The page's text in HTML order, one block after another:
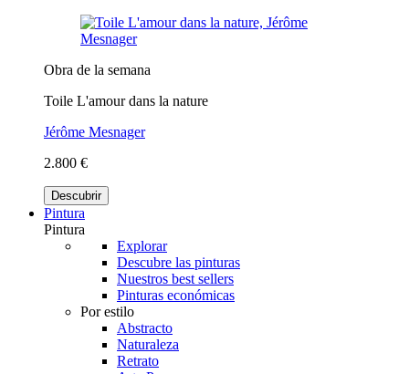
Obra de la semana
Toile L'amour dans la nature
Jérôme Mesnager
2.800 €
Descubrir
Pintura
Pintura
Explorar
Descubre las pinturas
Nuestros best sellers
Pinturas económicas
Por estilo
Abstracto
Naturaleza
Retrato